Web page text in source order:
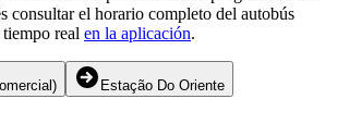
consultar el horario completo del autobús
real en la aplicación.
Estação Do Oriente